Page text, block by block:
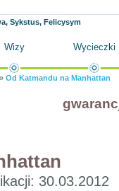
Sykstus, Felicysym
Wizy Wycieczki
» Od Katmandu na Manhattan
30.03.2012